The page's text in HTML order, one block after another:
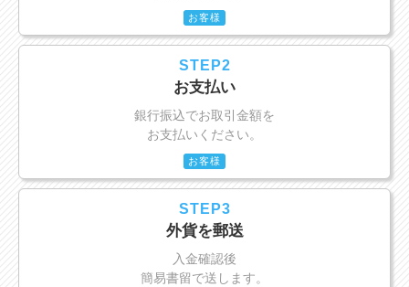
お客様
STEP2
お支払い
銀行振込でお取引金額を
お支払いください。
お客様
STEP3
外貨を郵送
入金確認後
簡易書留で送します。